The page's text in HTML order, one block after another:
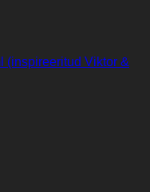
(inspireeritud Viktor &